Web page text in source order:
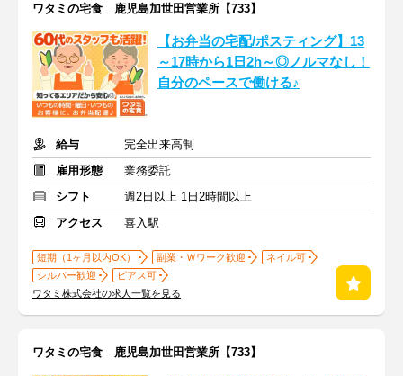
ワタミの宅食 鹿児島加世田営業所【733】
【お弁当の宅配/ポスティング】13
～17時から1日2h～◎ノルマなし！
自分のペースで働ける♪
給与
完全出来高制
雇用形態
業務委託
シフト
週2日以上 1日2時間以上
アクセス
喜入駅
短期（1ヶ月以内OK） 副業・Ｗワーク歓迎
ネイル可
シルバー歓迎
ピアス可
ワタミ株式会社の求人一覧を見る
ワタミの宅食 鹿児島加世田営業所【733】